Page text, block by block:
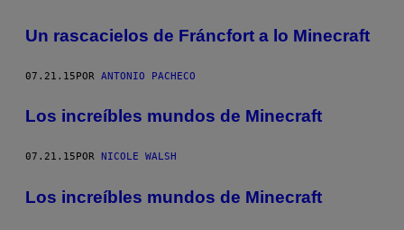
Un rascacielos de Fráncfort a lo Minecraft
07.21.15POR ANTONIO PACHECO
Los increíbles mundos de Minecraft
07.21.15 POR NICOLE WALSH
Los increíbles mundos de Minecraft